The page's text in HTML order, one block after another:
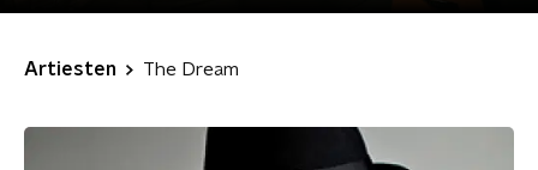
Artiesten The Dream